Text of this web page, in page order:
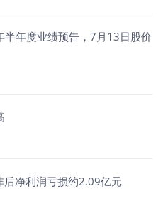
年度业绩预告，7月13日股价
净利润亏损约2.09亿元